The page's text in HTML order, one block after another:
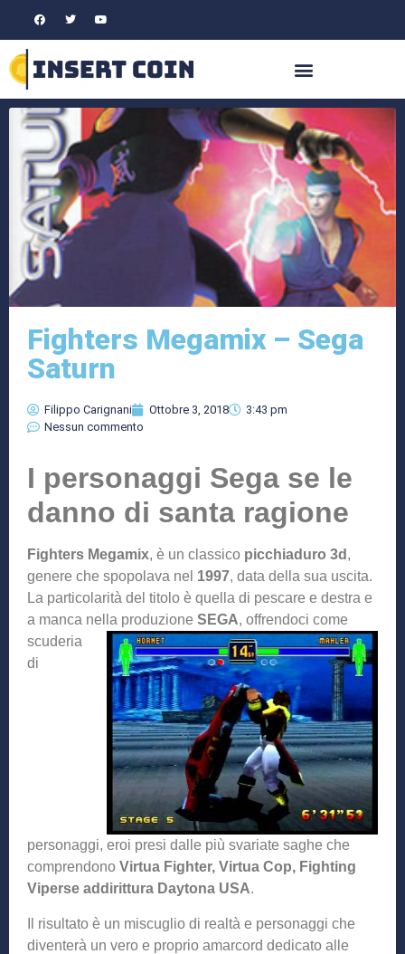
Fighters Megamix – Sega
Saturn
Filippo Carignani Ottobre 3, 2018
3:43 pm
Nessun commento
I personaggi Sega se le
danno di santa ragione
Fighters Megamix, è un classico picchiaduro 3d ,
genere che spopolava nel 1997, data della sua uscita.
La particolarità del titolo è quella di pescare e destra e
a manca nella produzione SEGA, offrendoci come
scuderia
di
personaggi, eroi presi dalle più svariate saghe che
comprendono Virtua Fighter, Virtua Cop, Fighting
Viperse addirittura Daytona USA.
Il risultato è un miscuglio di realtà e personaggi che
diventerà un vero e proprio amarcord dedicato alle